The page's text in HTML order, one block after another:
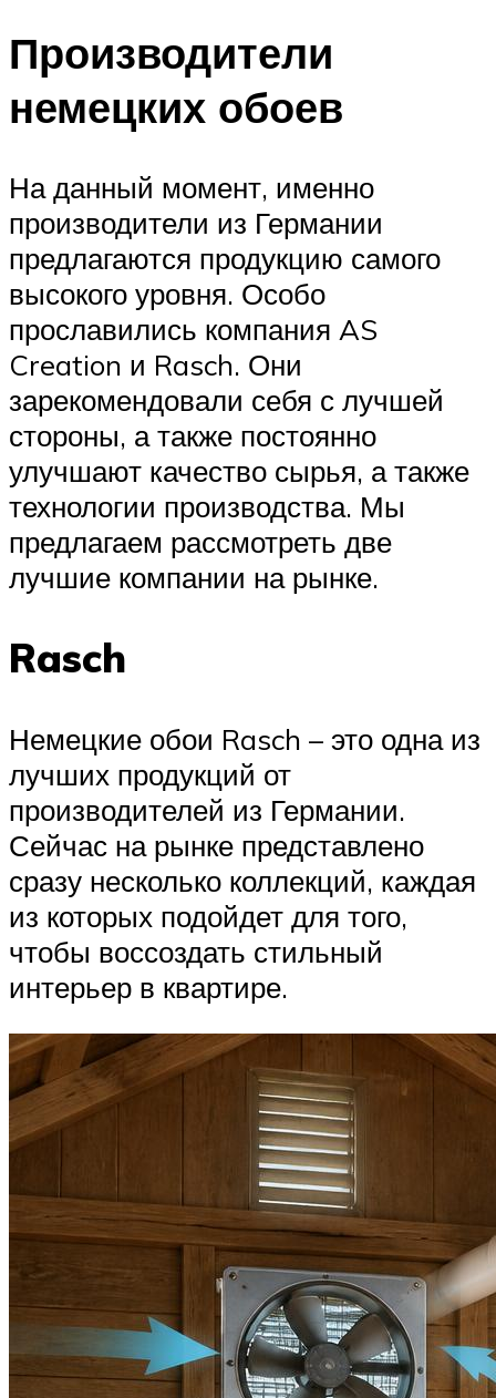
Производители
немецких обоев
На данный момент, именно
производители из Германии
предлагаются продукцию самого
высокого уровня. Особо
прославились компания AS
Creation и Rasch. Они
зарекомендовали себя с лучшей
стороны, а также постоянно
улучшают качество сырья, а также
технологии производства. Мы
предлагаем рассмотреть две
лучшие компании на рынке.
Rasch
Немецкие обои Rasch – это одна из
лучших продукций от
производителей из Германии.
Сейчас на рынке представлено
сразу несколько коллекций, каждая
из которых подойдет для того,
чтобы воссоздать стильный
интерьер в квартире.